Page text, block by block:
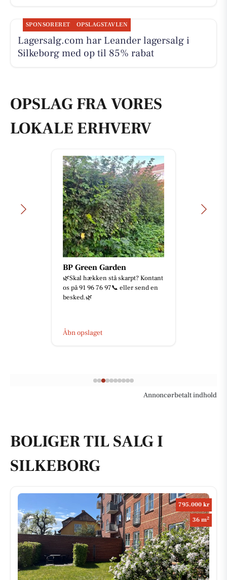
SPONSORERET OPSLAGSTAVLEN
Lagersalg.com har Leander lagersalg i
Silkeborg med op til 85% rabat
OPSLAG FRA VORES
LOKALE ERHVERV
BP Green Garden
🌿Skal hækken stå skarpt? Kontant
os på 91 96 76 97📞 eller send en
besked.🌿
Åbn opslaget
Annoncørbetalt indhold
BOLIGER TIL SALG I
SILKEBORG
795.000 kr
36 m2